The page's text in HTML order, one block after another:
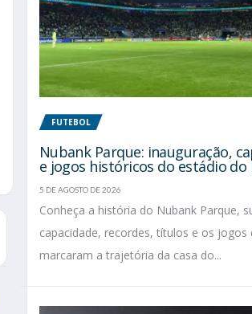
FUTEBOL
Nubank Parque: inauguração,
e jogos históricos do estádio do
5 DE AGOSTO DE 2026
Conheça a história do Nubank Parque,
capacidade, recordes, títulos e os jogos
marcaram a trajetória da casa do...